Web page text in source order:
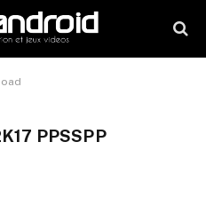
PPSSPP